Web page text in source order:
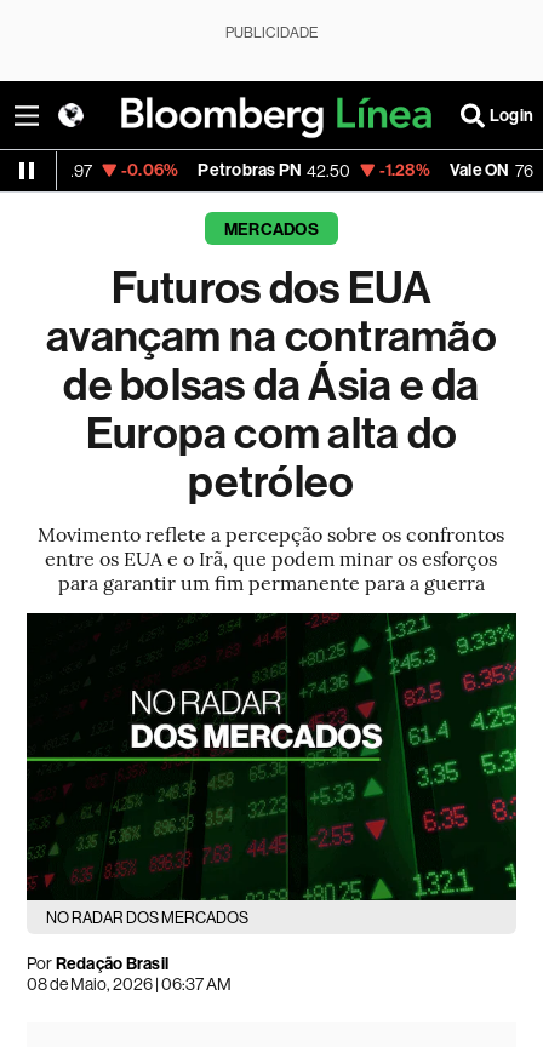
PUBLICIDADE
Login
-0.06% Petrobras PN 42.50 -1.28% Vale ON 76.31
MERCADOS
Futuros dos EUA
avançam na contramão
de bolsas da Ásia e da
Europa com alta do
petróleo
Movimento reflete a percepção sobre os confrontos
entre os EUA e o Irã, que podem minar os esforços
para garantir um fim permanente para a guerra
NO RADAR DOS MERCADOS
PorRedação Brasil
08 de Maio, 2026 | 06:37 AM